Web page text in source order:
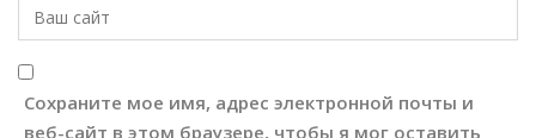
Сохраните мое имя, адрес электронной почты и
веб-сайт в этом браузере, чтобы я мог оставить